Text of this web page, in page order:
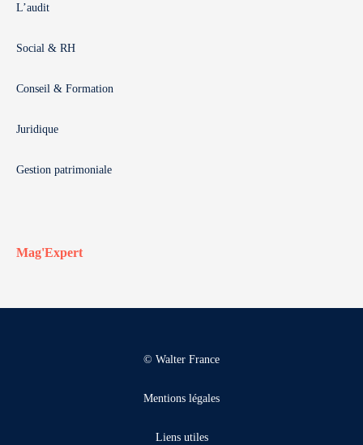
L’audit
Social & RH
Conseil & Formation
Juridique
Gestion patrimoniale
Mag'Expert
© Walter France
Mentions légales
Liens utiles